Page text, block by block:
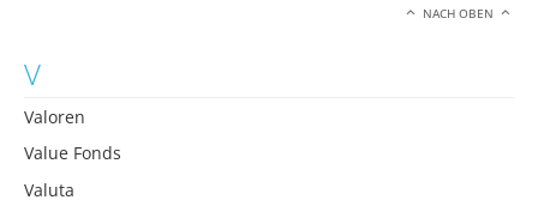
NACH OBEN
V
Valoren
Value Fonds
Valuta